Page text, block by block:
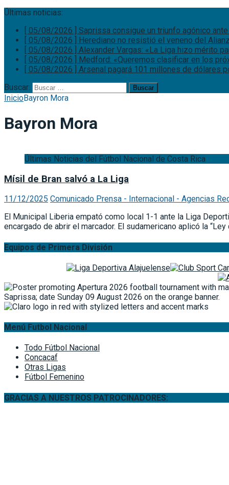
Últimas noticias:
[ 05/08/2026 ] Saprissa consigue un triunfo agónico
[ 05/08/2026 ] Herediano no resistió el veneno del
[ 05/08/2026 ] Alexander Vargas: «La Liga hizo mérito
[ 05/08/2026 ] Medford: «Queremos clasificar en los
[ 05/08/2026 ] Arsenal pagará 101 millones de dólares
Buscar:
InicioBayron Mora
Bayron Mora
Últimas Noticias del Fútbol Nacional de Costa Rica
Mísil de Bran salvó a La Liga
11/12/2025 Comunicado Prensa - Internacional - Agencias
El Municipal Liberia empató como local 1-1 ante la Liga
encargado de abrir el marcador. El sudamericano aplicó la
Equipos de Primera División
Menú Futbol Nacional
Todo Fútbol Nacional
Concacaf
Otras Ligas
Fútbol Femenino
GRACIAS A NUESTROS PATROCINADORES: